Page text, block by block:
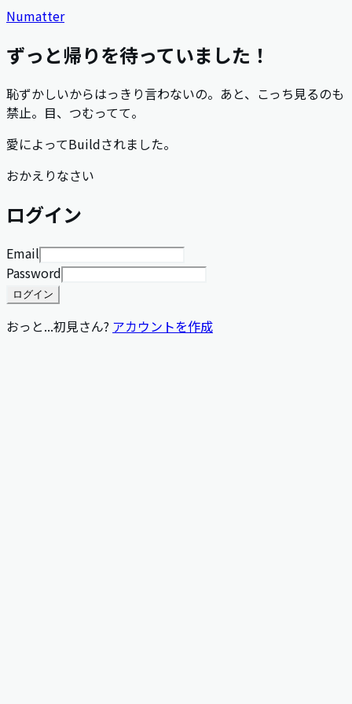
Numatter
ずっと帰りを待っていました！
恥ずかしいからはっきり言わないの。あと、こっち見るのも
禁止。目、つむってて。
愛によってBuildされました。
おかえりなさい
ログイン
Email
Password
ログイン
おっと...初見さん? アカウントを作成